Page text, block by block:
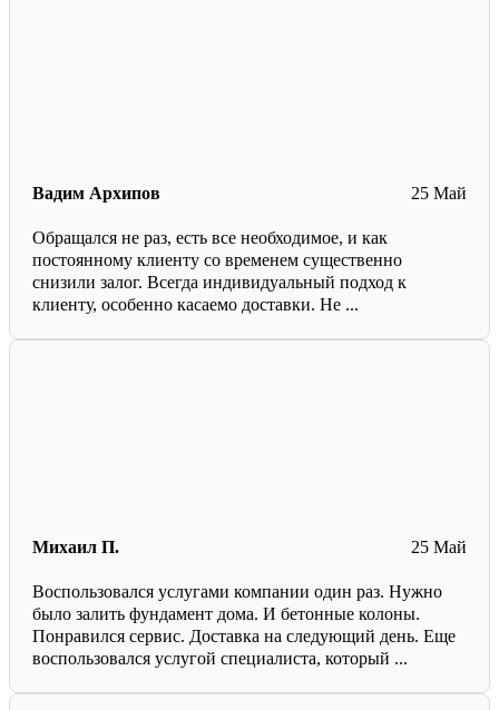
25 Май
Вадим Архипов
Обращался не раз, есть все необходимое, и как
постоянному клиенту со временем существенно
снизили залог. Всегда индивидуальный подход к
клиенту, особенно касаемо доставки. Не ...
25 Май
Михаил П.
Воспользовался услугами компании один раз. Нужно
было залить фундамент дома. И бетонные колоны.
Понравился сервис. Доставка на следующий день. Еще
воспользовался услугой специалиста, который ...